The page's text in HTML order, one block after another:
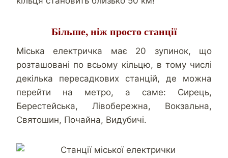
Більше, ніж просто станції
Міська електричка має 20 зупинок, що
розташовані по всьому кільцю, в тому числі
декілька пересадкових станцій, де можна
перейти на метро, а саме: Сирець,
Берестейська, Лівобережна, Вокзальна,
Святошин, Почайна, Видубичі.